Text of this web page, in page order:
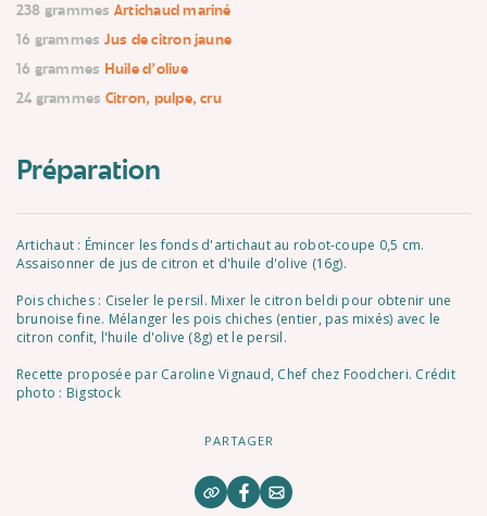
238 grammes Artichaud mariné
16 grammes Jus de citron jaune
16 grammes Huile d'olive
24 grammes Citron, pulpe, cru
Préparation
Artichaut : Émincer les fonds d'artichaut au robot-coupe 0,5 cm.
Assaisonner de jus de citron et d'huile d'olive (16g).
Pois chiches : Ciseler le persil. Mixer le citron beldi pour obtenir une
brunoise fine. Mélanger les pois chiches (entier, pas mixés) avec le
citron confit, l'huile d'olive (8g) et le persil.
Recette proposée par Caroline Vignaud, Chef chez Foodcheri. Crédit
photo : Bigstock
PARTAGER